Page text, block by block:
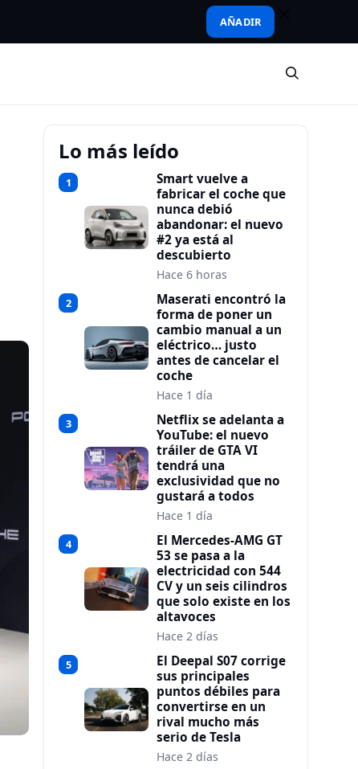
AÑADIR
Lo más leído
1
Smart vuelve a
fabricar el coche que
nunca debió
abandonar: el nuevo
#2 ya está al
descubierto
Hace 6 horas
2
Maserati encontró la
forma de poner un
cambio manual a un
eléctrico… justo
antes de cancelar el
coche
Hace 1 día
3
Netflix se adelanta a
YouTube: el nuevo
tráiler de GTA VI
tendrá una
exclusividad que no
gustará a todos
Hace 1 día
4
El Mercedes-AMG GT
53 se pasa a la
electricidad con 544
CV y un seis cilindros
que solo existe en los
altavoces
Hace 2 días
5
El Deepal S07 corrige
sus principales
puntos débiles para
convertirse en un
rival mucho más
serio de Tesla
Hace 2 días